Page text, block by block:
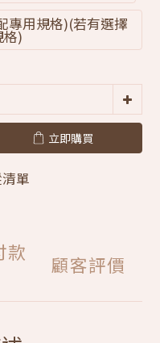
專用規格)(若有選擇
格)
立即購買
單
款
顧客評價